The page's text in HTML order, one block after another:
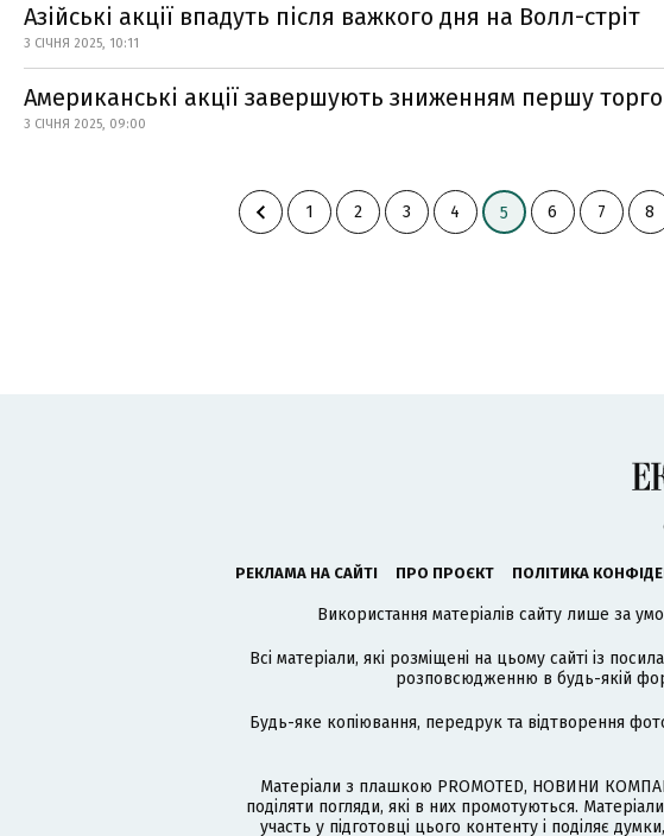
Азійські акції впадуть після важкого дня на Волл-стріт
3 СІЧНЯ 2025, 10:11
Американські акції завершують зниженням першу
3 СІЧНЯ 2025, 09:00
1 2 3 4 5 6 7 8
РЕКЛАМА НА САЙТІ ПРО ПРОЄКТ ПОЛІТИКА
Використання матеріалів сайту лише за
Всі матеріали, які розміщені на цьому сайті із
розповсюдженню в будь-якій
Будь-яке копіювання, передрук та відтворення
Матеріали з плашкою PROMOTED, НОВИНИ
поділяти погляди, які в них промотуються.
участь у підготовці цього контенту і поділяє